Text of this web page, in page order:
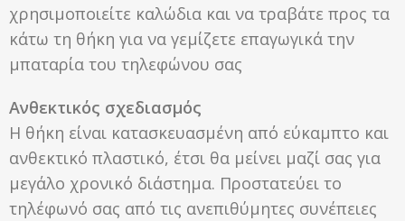
χρησιμοποιείτε καλώδια και να τραβάτε προς τα
κάτω τη θήκη για να γεμίζετε επαγωγικά την
μπαταρία του τηλεφώνου σας
Ανθεκτικός σχεδιασμός
Η θήκη είναι κατασκευασμένη από εύκαμπτο και
ανθεκτικό πλαστικό, έτσι θα μείνει μαζί σας για
μεγάλο χρονικό διάστημα. Προστατεύει το
τηλέφωνό σας από τις ανεπιθύμητες συνέπειες